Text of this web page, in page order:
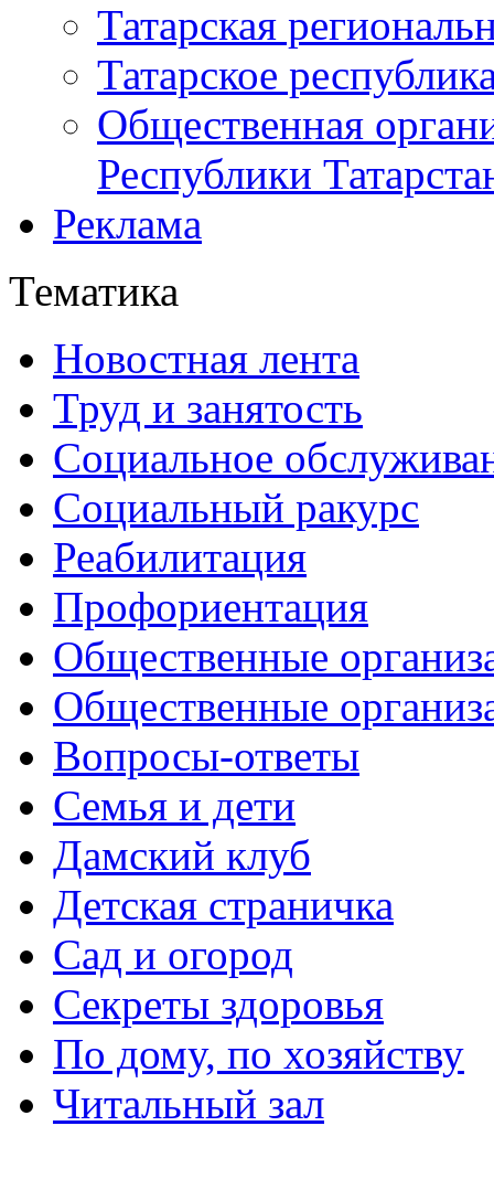
Татарская
Татарское
Общественная
Республики
Реклама
Тематика
Новостная лента
Труд и занятость
Социальное
Социальный ракурс
Реабилитация
Профориентация
Общественные
Общественные
Вопросы-ответы
Семья и дети
Дамский клуб
Детская страничка
Сад и огород
Секреты здоровья
По дому, по хозяйству
Читальный зал